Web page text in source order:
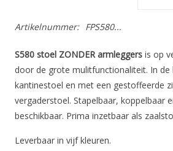
Artikelnummer: FPS580...
S580 stoel ZONDER armleggers is op
door de grote mulitfunctionaliteit. In de
kantinestoel en met een gestoffeerde
vergaderstoel. Stapelbaar, koppelbaar
beschikbaar. Prima inzetbaar als
Leverbaar in vijf kleuren.